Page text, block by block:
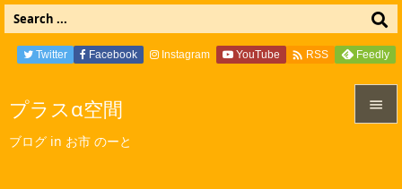
プラスα空間
ブログ in お市 のーと

Twitter Facebook Instagram YouTube  RSS Feedly